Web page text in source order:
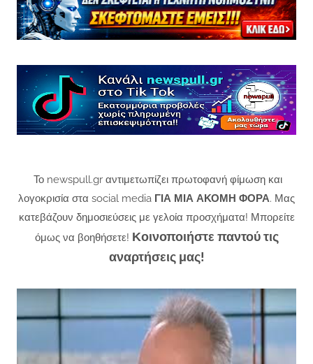
Το newspull.gr αντιμετωπίζει πρωτοφανή φίμωση και
λογοκρισία στα social media ΓΙΑ ΜΙΑ ΑΚΟΜΗ ΦΟΡΑ. Μας
κατεβάζουν δημοσιεύσεις με γελοία προσχήματα! Μπορείτε
όμως να βοηθήσετε! Κοινοποιήστε παντού τις
αναρτήσεις μας!